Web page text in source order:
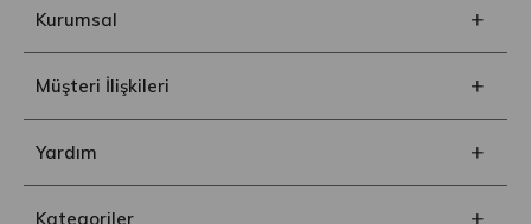
Kurumsal
Müşteri İlişkileri
Yardım
Kategoriler